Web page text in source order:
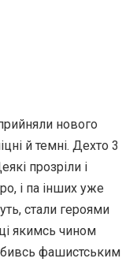
нового
й темні. Дехто 3
прозріли і
і па інших уже
стали героями
якимсь чином
фашистським